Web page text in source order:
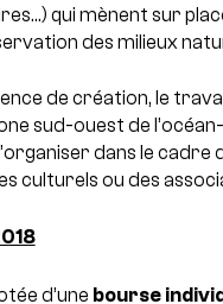
qui mènent sur
des milieux
de création, le
sud-ouest de
dans le cadre
culturels ou des
d’une bourse